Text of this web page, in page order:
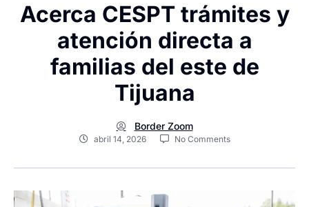
Acerca CESPT trámites y
atención directa a
familias del este de
Tijuana
Border Zoom
abril 14, 2026 No Comments